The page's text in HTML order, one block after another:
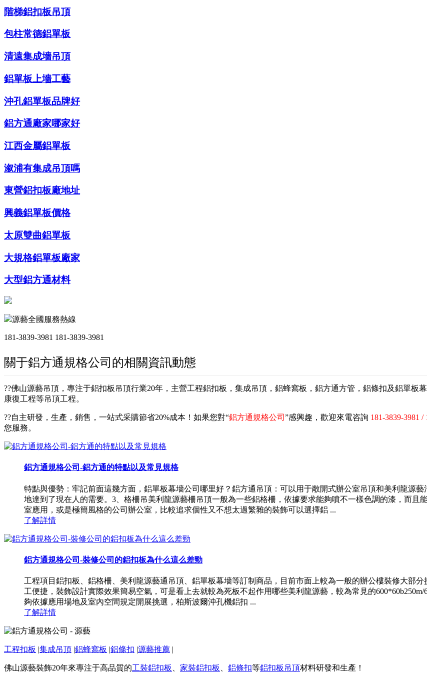
階梯鋁扣板吊頂
包柱常德鋁單板
清遠集成墻吊頂
鋁單板上墻工藝
沖孔鋁單板品牌好
鋁方通廠家哪家好
江西金屬鋁單板
溆浦有集成吊頂嗎
東營鋁扣板廠地址
興義鋁單板價格
太原雙曲鋁單板
大規格鋁單板廠家
大型鋁方通材料
源藝全國服務熱線
181-3839-3981 181-3839-3981
關于鋁方通規格公司的相關資訊動態
??佛山源藝吊頂，專注于鋁扣板吊頂行業20年，主營工程鋁扣板，集成吊頂，鋁蜂窩板，鋁方通方管，鋁條扣及鋁單
康復工程等吊頂工程。
??自主研發，生產，銷售，一站式采購節省20%成本！如果您對“鋁方通規格公司 ”感興趣，歡迎來電咨詢 181-3839-3981 /
您服務。
鋁方通規格公司-鋁方通的特點以及常見規格
特點與優勢：牢記前面這幾方面，鋁單板幕墻公司哪里好？鋁方通吊頂：可以用于敞開式辦公室吊頂和美利龍源
地達到了現在人的需要。3、格柵吊美利龍源藝柵吊頂一般為一些鋁格柵，依據要求能夠噴不一樣色調的漆，而
室應用，或是極簡風格的公司辦公室，比較追求個性又不想太過繁雜的裝飾可以選擇鋁 ...
了解詳情
鋁方通規格公司-裝修公司的鋁扣板為什么這么差勁
工程項目鋁扣板、鋁格柵、美利龍源藝通吊頂、鋁單板幕墻等訂制商品，目前市面上較為一般的辦公樓裝修大部
工便捷，裝飾設計實際效果簡易空氣，可是看上去就較為死板不起作用哪些美利龍源藝，較為常見的
夠依據應用場地及室內空間規定開展挑選，柏斯波爾沖孔機鋁扣 ...
了解詳情
工程扣板 |集成吊頂 |鋁蜂窩板 |鋁條扣 |源藝推薦 |
佛山源藝裝飾20年來專注于高品質的工裝鋁扣板 家裝鋁扣板 鋁條扣等鋁扣板吊頂材料研發和生產！